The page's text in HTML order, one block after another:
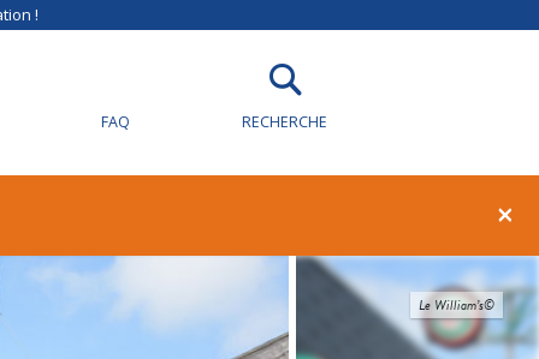
!
FAQ RECHERCHE
×
Le William’s©